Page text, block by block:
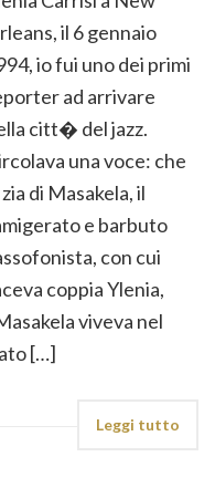
il 6 gennaio
io fui uno dei primi
ad arrivare
citt� del jazz.
una voce: che
zia di Masakela, il
e barbuto
con cui
coppia Ylenia,
viveva nel
[…]
Leggi tutto